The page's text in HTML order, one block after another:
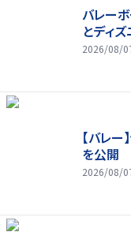
バレー
とディ
2026/08/
【バレ
を公開
2026/08/